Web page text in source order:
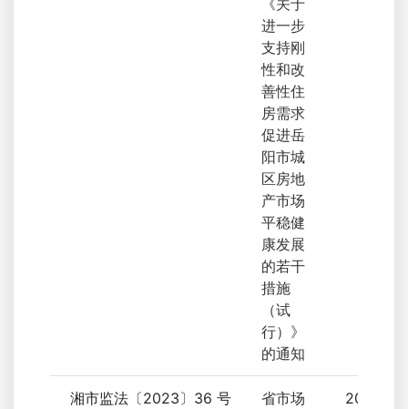
《关于
进一步
支持刚
性和改
善性住
房需求
促进岳
阳市城
区房地
产市场
平稳健
康发展
的若干
措施
（试
行）》
的通知
湘市监法〔2023〕36 号
省市场
2023-